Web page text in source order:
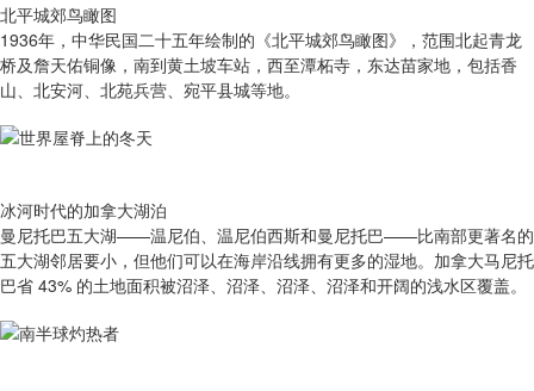
北平城郊鸟瞰图
1936年，中华民国二十五年绘制的《北平城郊鸟瞰图》，范围北起青龙
桥及詹天佑铜像，南到黄土坡车站，西至潭柘寺，东达苗家地，包括香
山、北安河、北苑兵营、宛平县城等地。
冰河时代的加拿大湖泊
曼尼托巴五大湖——温尼伯、温尼伯西斯和曼尼托巴——比南部更著名的
五大湖邻居要小，但他们可以在海岸沿线拥有更多的湿地。加拿大马尼托
巴省 43% 的土地面积被沼泽、沼泽、沼泽、沼泽和开阔的浅水区覆盖。